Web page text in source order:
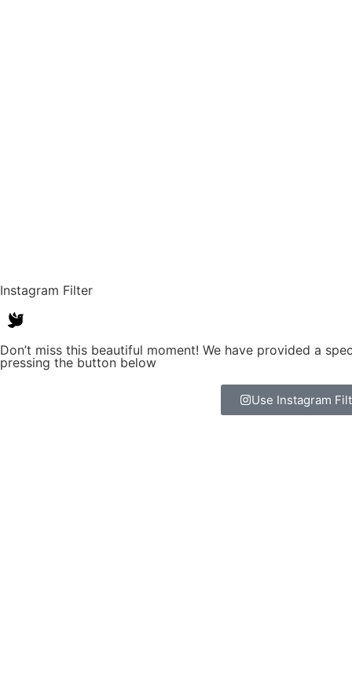
Instagram Filter
Don’t miss this beautiful moment! We have provided a
pressing the button below
Use Instagram